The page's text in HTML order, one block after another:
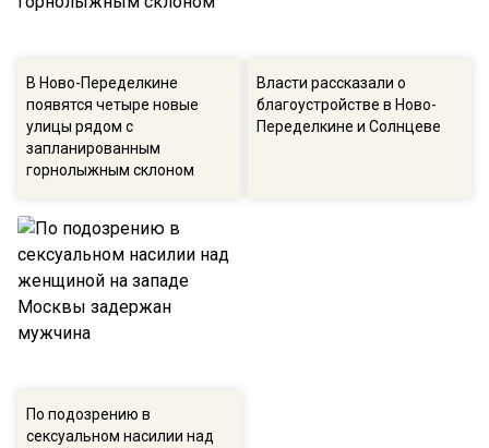
В Ново-Переделкине
появятся четыре новые
улицы рядом с
запланированным
горнолыжным склоном
Власти рассказали о
благоустройстве в Ново-
Переделкине и Солнцеве
По подозрению в
сексуальном насилии над